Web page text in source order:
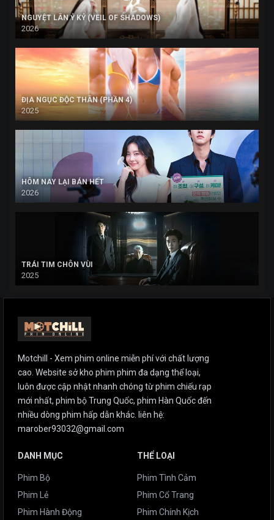
NGUYỆT LÂN Ỷ KỶ (VEIL OF SHADOWS)
2026
ĐỊA NGỤC ĐỘC THÂN (PHẦN 4)
2025
HÔM NAY LẠI BÁN HẾT
2026
TRÁI TIM CHÔN VÙI
2025
Motchill - Xem phim online miễn phí với chất lượng
cao. Website sở kho phim phim đa dạng thể loại,
luôn được cập nhật nhanh chóng từ phim chiếu rạp
mới nhất, phim bộ Trung Quốc, phim Hàn Quốc đến
nhiều dòng phim hấp dẫn khác. liên hệ:
marober93032@gmail.com
DANH MỤC
Phim Bộ
Phim Lẻ
Phim Hành Động
THỂ LOẠI
Phim Tình Cảm
Phim Cổ Trang
Phim Chính Kịch